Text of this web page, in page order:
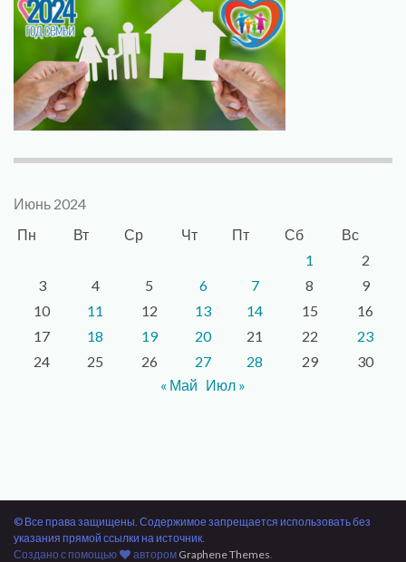
Июнь 2024
Пн
Вт Ср Чт Пт Сб
Вс
1
2
3
4 5 6 7 8
9
10
11 12 13 14 15
16
17
18 19 20 21 22
23
24
25 26 27 28 29
30
« Май Июл »
© Все права защищены. Содержимое запрещается использовать без
указания прямой ссылки на источник.
Создано с помощью
автором Graphene Themes.